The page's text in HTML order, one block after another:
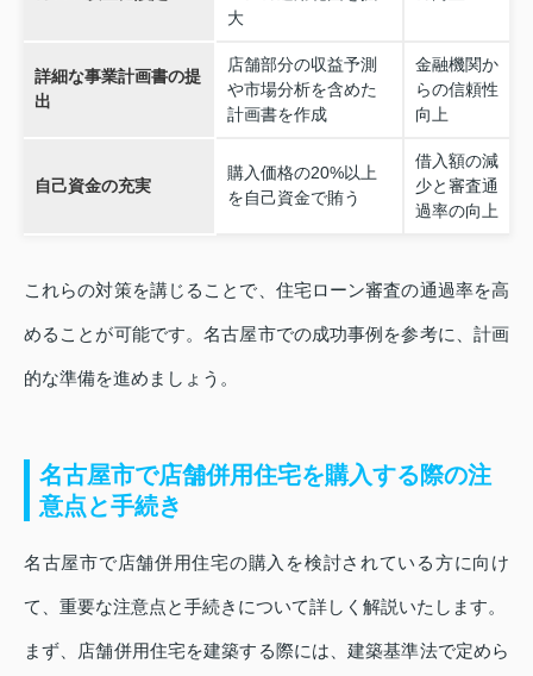
大
詳細な事業計画書の提
出
店舗部分の収益予測
や市場分析を含めた
計画書を作成
金融機関か
らの信頼性
向上
自己資金の充実
購入価格の20%以上
を自己資金で賄う
借入額の減
少と審査通
過率の向上
これらの対策を講じることで、住宅ローン審査の通過率を高
めることが可能です。名古屋市での成功事例を参考に、計画
的な準備を進めましょう。
名古屋市で店舗併用住宅を購入する際の注
意点と手続き
名古屋市で店舗併用住宅の購入を検討されている方に向け
て、重要な注意点と手続きについて詳しく解説いたします。
まず、店舗併用住宅を建築する際には、建築基準法で定めら